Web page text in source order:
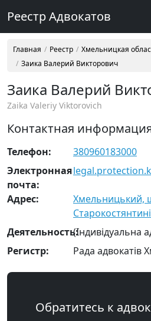
Реестр Адвокатов
Главная Реестр Хмельницкая
Заика Валерий Викторович
Заика Валерий
Zaika Valeriy Viktorovich
Контактная
Телефон:
380960183000
Электронная
почта:
Адрес:
Хмельницький,
Деятельность:(Індивідуальна
Регистр:
Рада адвокатів
Обратитесь к